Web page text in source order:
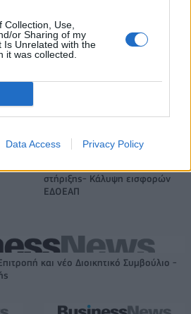
Use,
or Sharing of my
Is Unrelated with the
it was collected.
Data Access Privacy Policy
εκατ. ευρώ
εκατ. ευρώ και αύξηση κερδών 57% - Τα
alcohol
Media: Με ενίσχυση 8 εκατ.
ευρώ σε 451 επιχειρήσεις
στήριξης- Κάλυψη εισφορών
ΕΔΟΕΑΠ
και νέο Διοικητικό Συμβούλιο -